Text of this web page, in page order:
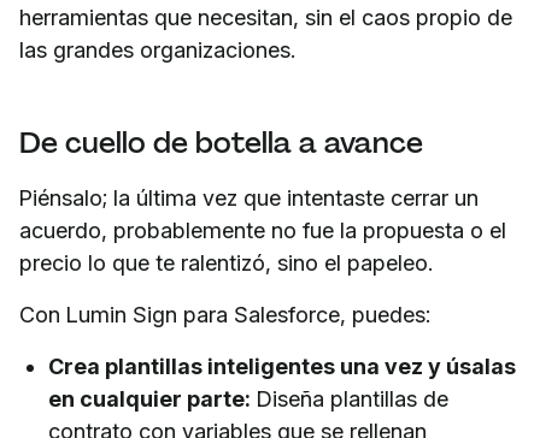
herramientas que necesitan, sin el caos propio de
las grandes organizaciones.
De cuello de botella a avance
Piénsalo; la última vez que intentaste cerrar un
acuerdo, probablemente no fue la propuesta o el
precio lo que te ralentizó, sino el papeleo.
Con Lumin Sign para Salesforce, puedes:
Crea plantillas inteligentes una vez y úsalas
en cualquier parte: Diseña plantillas de
contrato con variables que se rellenan